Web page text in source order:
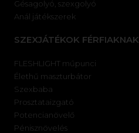
Gésagolyó, szexgolyó
Anál játékszerek
SZEXJÁTÉKOK FÉRFIAKNAK
FLESHLIGHT műpunci
Élethű maszturbátor
Szexbaba
Prosztataizgató
Potencianövelő
Pénisznövelés